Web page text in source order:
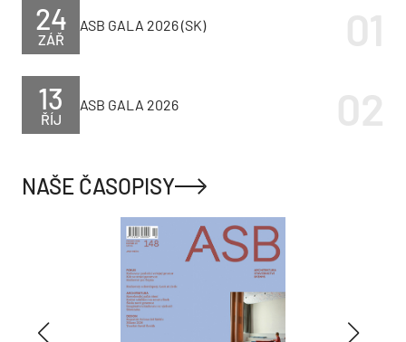
ZÁŘ
24 ASB GALA 2026 (SK)
ŘÍJ
13 ASB GALA 2026
NAŠE ČASOPISY